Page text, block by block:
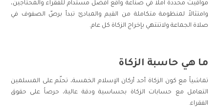
مواقيت محددة أملاً في صناعة واقع أفضل مستدام للفقراء والمحتاجين،
وامتثالاً لمنظومة متكاملة من القيم والمبادئ تبدأ برصّ الصفوف في
صلاة الجماعة ولاتنتهي بإخراج الزكاة كل عام.
ما هي حاسبة الزكاة
تماشياً مع كون الزكاة أحد أركان الإسلام الخمسة، تحتّم على المسلمين
التعامل مع حسابات الزكاة بحساسية ودقة عالية، حرصاُ على حقوق
الفقراء.